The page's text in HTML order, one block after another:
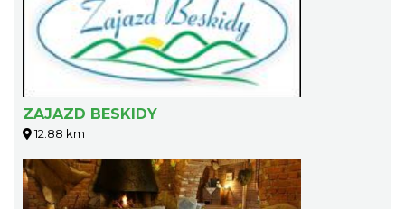
ZAJAZD BESKIDY
12.88 km